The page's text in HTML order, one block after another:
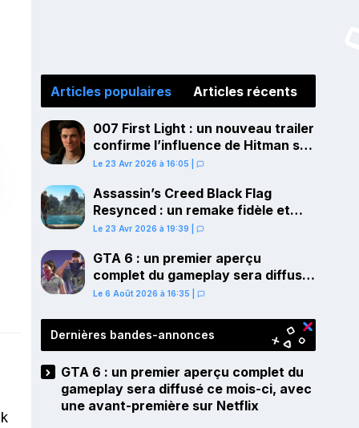
Articles populaires Articles récents
007 First Light : un nouveau trailer
confirme l’influence de Hitman sur
le gameplay
Le 23 Avr 2026 à 16:05
Assassin’s Creed Black Flag
Resynced : un remake fidèle et
ambitieux confirmé pour juillet sur
Le 23 Avr 2026 à 19:39
GTA 6 : un premier aperçu
complet du gameplay sera diffusé
ce mois-ci, avec une avant-
Le 6 Août 2026 à 16:35
Dernières bandes-annonces
GTA 6 : un premier aperçu complet du
gameplay sera diffusé ce mois-ci, avec
une avant-première sur Netflix